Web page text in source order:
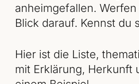
anheimgefallen.
Blick darauf. Kennst du
Hier ist die Liste,
mit Erklärung, Herkunft